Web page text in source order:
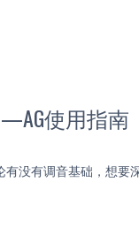
使用指南
没有调音基础，想要